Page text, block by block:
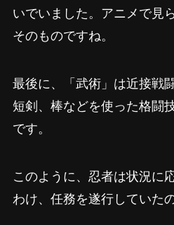
いでいました。アニメで見
そのものですね。
最後に、「武術」は近接戦
短剣、棒などを使った格闘
です。
このように、忍者は状況に
わけ、任務を遂行していたの